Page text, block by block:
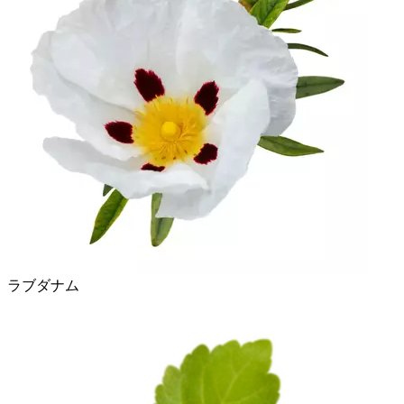
ラブダナム